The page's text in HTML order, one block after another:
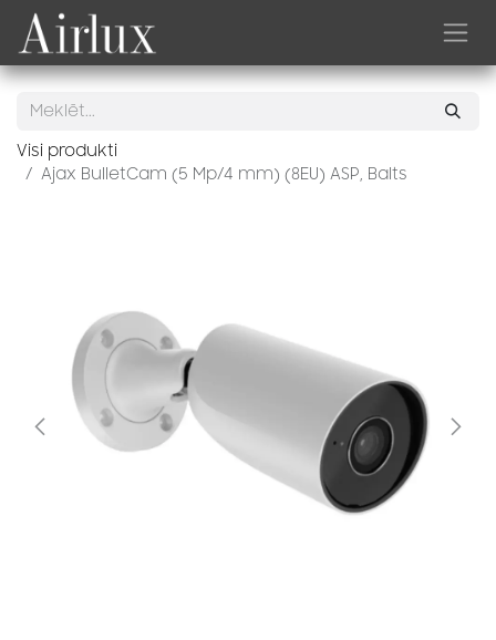
Skip to Content
Visi produkti
Ajax BulletCam (5 Mp/4 mm) (8EU) ASP, Balts